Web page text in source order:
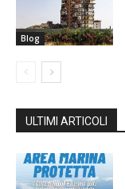
Blog
ULTIMI ARTICOLI